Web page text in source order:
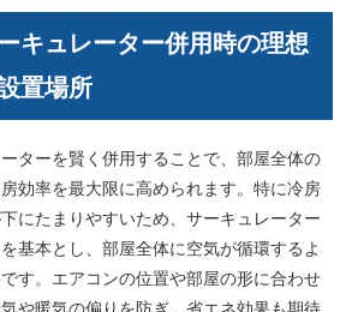
キュレーター併用時の理想
置場所
ターを賢く併用することで、部屋全体の
効率を最大限に高められます。特に冷房
にたまりやすいため、サーキュレーター
基本とし、部屋全体に空気が循環するよ
す。エアコンの位置や部屋の形に合わせ